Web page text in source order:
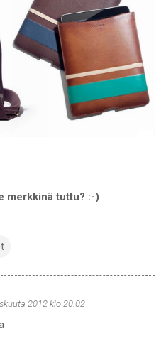
merkkinä tuttu? :-)
2012 klo 20.02